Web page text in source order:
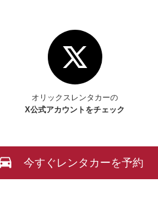
オリックスレンタカーの
X公式アカウントをチェック
今すぐレンタカーを予約